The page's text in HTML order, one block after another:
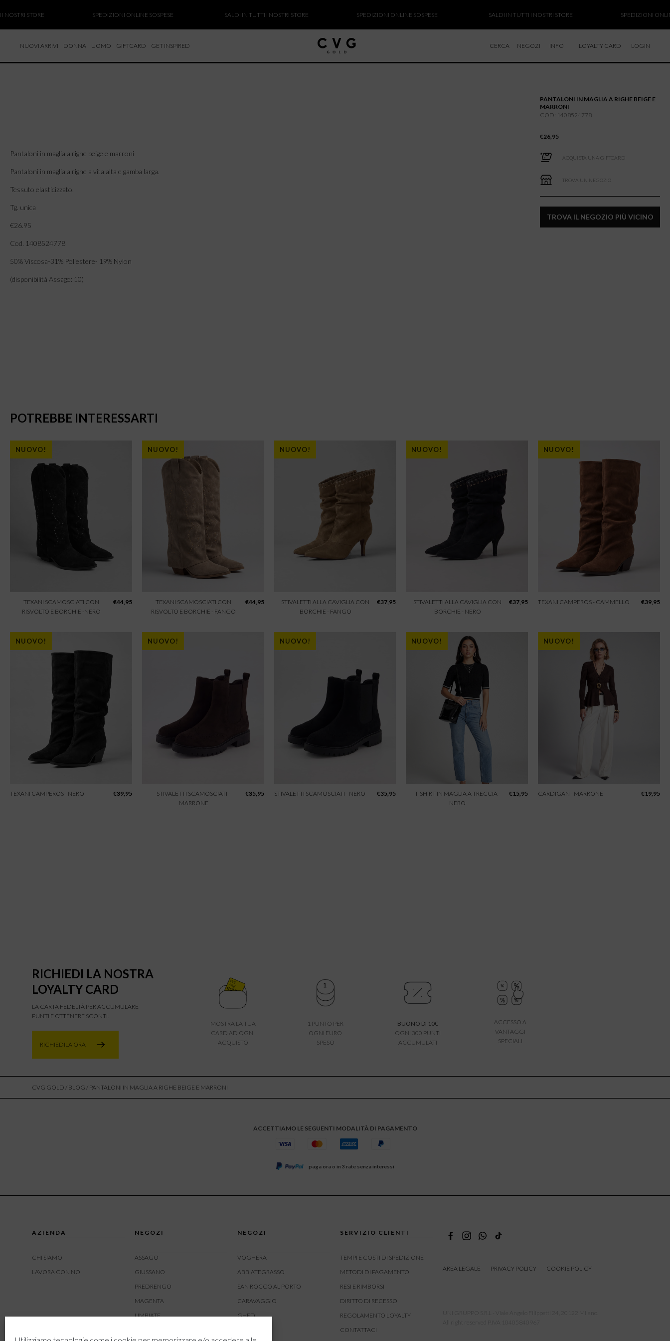
STORE SPEDIZIONI ONLINE SOSPESE SALDI IN TUTTI I NOSTRI STORE SPEDIZIONI ONLINE SOSPESE SALDI IN TUTTI I NOSTRI STORE SPEDIZIONI ONLINE
NUOVI ARRIVI DONNA UOMO GIFTCARD GET INSPIRED CERCA NEGOZI INFO
RESI E RIMBORSI
LOYALTY CARD LOGIN
ARRIVI
Pantaloni in maglia a righe beige e marroni
Pantaloni in maglia a righe a vita alta e gamba larga.
Tessuto elasticizzato.
Tg. unica
€26.95
Cod. 1408524778
50% Viscosa-31% Poliestere- 19% Nylon
(disponibilità Assago: 10)
PANTALONI IN MAGLIA A RIGHE BEIGE E
MARRONI
COD: 1408524778
€26,95
ACQUISTA UNA GIFTCARD
TROVA UN NEGOZIO
TROVA IL NEGOZIO PIÙ VICINO
POTREBBE INTERESSARTI
NUOVO!
TEXANI SCAMOSCIATI CON
RISVOLTO E BORCHIE -NERO
€44,95
NUOVO!
TEXANI SCAMOSCIATI CON
RISVOLTO E BORCHIE - FANGO
€44,95
NUOVO!
STIVALETTI ALLA CAVIGLIA CON
BORCHIE - FANGO
€37,95
NUOVO!
STIVALETTI ALLA CAVIGLIA CON
BORCHIE - NERO
€37,95
NUOVO!
TEXANI CAMPEROS - CAMMELLO €39,95
NUOVO!
TEXANI CAMPEROS - NERO €39,95
NUOVO!
STIVALETTI SCAMOSCIATI -
MARRONE
€35,95
NUOVO!
STIVALETTI SCAMOSCIATI - NERO €35,95
NUOVO!
T-SHIRT IN MAGLIA A TRECCIA -
NERO
€15,95
NUOVO!
CARDIGAN - MARRONE €19,95
RICHIEDI LA NOSTRA
LOYALTY CARD
LA CARTA FEDELTÀ PER ACCUMULARE
PUNTI E OTTENERE SCONTI.
RICHIEDILA ORA
MOSTRA LA TUA
CARD AD OGNI
ACQUISTO
1 PUNTO PER
OGNI EURO
SPESO
BUONO DI 10€
OGNI 300 PUNTI
ACCUMULATI
ACCESSO A
VANTAGGI
SPECIALI
CVG GOLD / BLOG / PANTALONI IN MAGLIA A RIGHE BEIGE E MARRONI
ACCETTIAMO LE SEGUENTI MODALITÀ DI PAGAMENTO
paga ora o in 3 rate senza interessi
AZIENDA
CHI SIAMO
LAVORA CON NOI
NEGOZI
ASSAGO
GIUSSANO
PREDRENGO
MAGENTA
LIMBIATE
NEGOZI
VOGHERA
ABBIATEGRASSO
SAN ROCCO AL PORTO
CARAVAGGIO
GHEDI
SERVIZIO CLIENTI
TEMPI E COSTI DI SPEDIZIONE
METODI DI PAGAMENTO
RESI E RIMBORSI
DIRITTO DI RECESSO
REGOLAMENTO LOYALTY
CONTATTACI
AREA LEGALE PRIVACY POLICY COOKIE POLICY